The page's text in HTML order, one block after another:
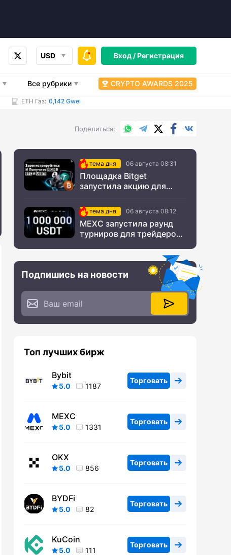
USD Вход /Регистрация
Все рубрики CRYPTO AWARDS 2025
ETH Газ: 0,142 Gwei
Поделиться WhatsApp
TelegramX.comFacebook
тема дня 06 августа 08:31
Площадка Bitget
запустила акцию для
СНГтема дня 06 августа 08:12
MEXC запустила раунд
турниров для трейдеров
Подпишись на новости
Топ лучших бирж
Bybit
5.0 1187
Торговать
MEXC
5.0 1331
Торговать
OKX
5.0 856
Торговать
BYDFi
5.0 82
Торговать
KuCoin
5.0 111
Торговать